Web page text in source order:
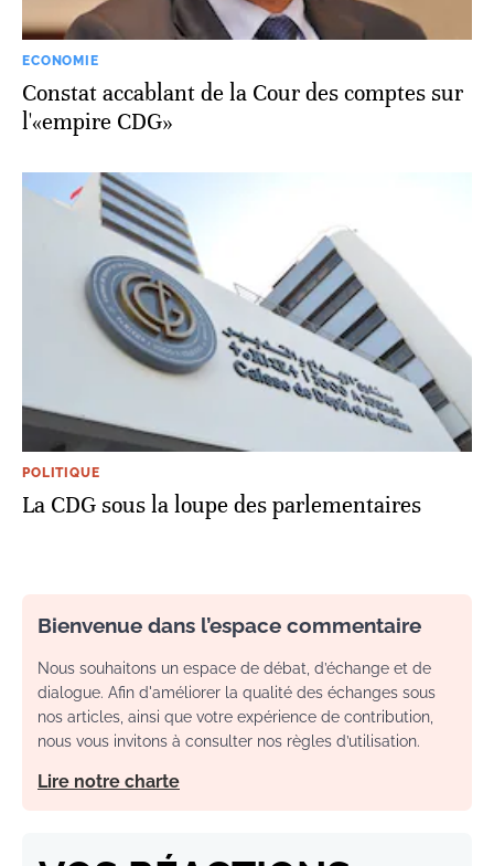
ECONOMIE
Constat accablant de la Cour des comptes sur
l'«empire CDG»
POLITIQUE
La CDG sous la loupe des parlementaires
Bienvenue dans l’espace commentaire
Nous souhaitons un espace de débat, d’échange et de
dialogue. Afin d'améliorer la qualité des échanges sous
nos articles, ainsi que votre expérience de contribution,
nous vous invitons à consulter nos règles d’utilisation.
Lire notre charte